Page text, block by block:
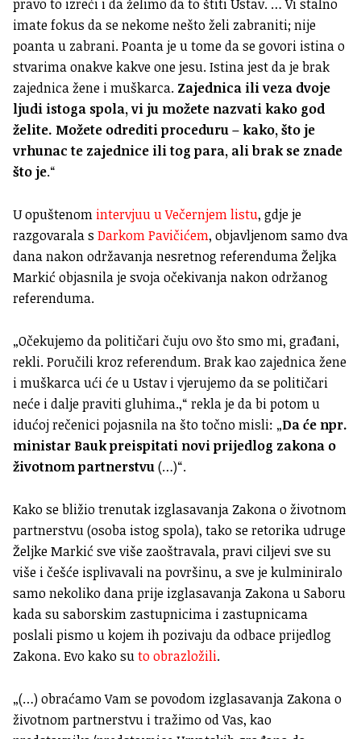
pravo to izreći i da želimo da to štiti Ustav. … Vi stalno
imate fokus da se nekome nešto želi zabraniti; nije
poanta u zabrani. Poanta je u tome da se govori istina o
stvarima onakve kakve one jesu. Istina jest da je brak
zajednica žene i muškarca. Zajednica ili veza dvoje
ljudi istoga spola, vi ju možete nazvati kako god
želite. Možete odrediti proceduru – kako, što je
vrhunac te zajednice ili tog para, ali brak se znade
što je.“
U opuštenom intervjuu u Večernjem listu, gdje je
razgovarala s Darkom Pavičićem, objavljenom samo dva
dana nakon održavanja nesretnog referenduma Željka
Markić objasnila je svoja očekivanja nakon održanog
referenduma.
„Očekujemo da političari čuju ovo što smo mi, građani,
rekli. Poručili kroz referendum. Brak kao zajednica žene
i muškarca ući će u Ustav i vjerujemo da se političari
neće i dalje praviti gluhima.,“ rekla je da bi potom u
idućoj rečenici pojasnila na što točno misli: „Da će npr.
ministar Bauk preispitati novi prijedlog zakona o
životnom partnerstvu(…)“.
Kako se bližio trenutak izglasavanja Zakona o životnom
partnerstvu (osoba istog spola), tako se retorika udruge
Željke Markić sve više zaoštravala, pravi ciljevi sve su
više i češće isplivavali na površinu, a sve je kulminiralo
samo nekoliko dana prije izglasavanja Zakona u Saboru
kada su saborskim zastupnicima i zastupnicama
poslali pismo u kojem ih pozivaju da odbace prijedlog
Zakona. Evo kako suto obrazložili.
„(…) obraćamo Vam se povodom izglasavanja Zakona o
životnom partnerstvu i tražimo od Vas, kao